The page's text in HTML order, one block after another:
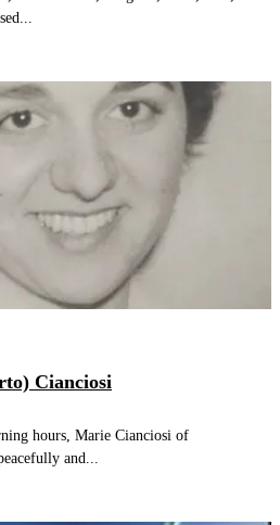
Cianciosi
hours, Marie Cianciosi of
and...